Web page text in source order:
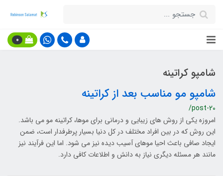
0
شامپو کراتینه
شامپو مو مناسب بعد از کراتینه
/post-20
امروزه یکی از روش های زیبایی و درمانی برای موها، کراتینه مو می باشد.
این روش که در بین افراد مختلف در کل دنیا بسیار پرطرفدار است، ضمن
ایجاد صافی باعث احیا موهای آسیب دیده نیز می شود. اما این فرآیند نیز
مانند هر مسئله دیگری نیاز به دانش و اطلاعات کافی دارد.